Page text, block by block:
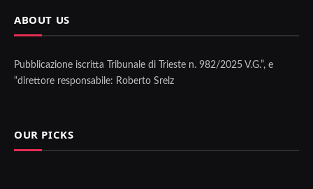
ABOUT US
Pubblicazione iscritta Tribunale di Trieste n. 982/2025 V.G.”, e
“direttore responsabile: Roberto Srelz
OUR PICKS